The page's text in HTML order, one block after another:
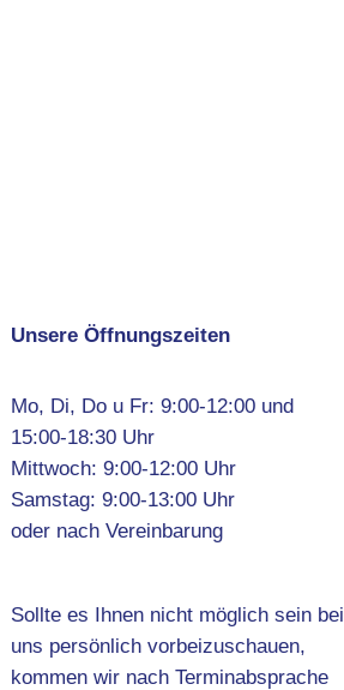
Unsere Öffnungszeiten
Mo, Di, Do u Fr: 9:00-12:00 und
15:00-18:30 Uhr
Mittwoch: 9:00-12:00 Uhr
Samstag: 9:00-13:00 Uhr
oder nach Vereinbarung
Sollte es Ihnen nicht möglich sein bei
uns persönlich vorbeizuschauen,
kommen wir nach Terminabsprache